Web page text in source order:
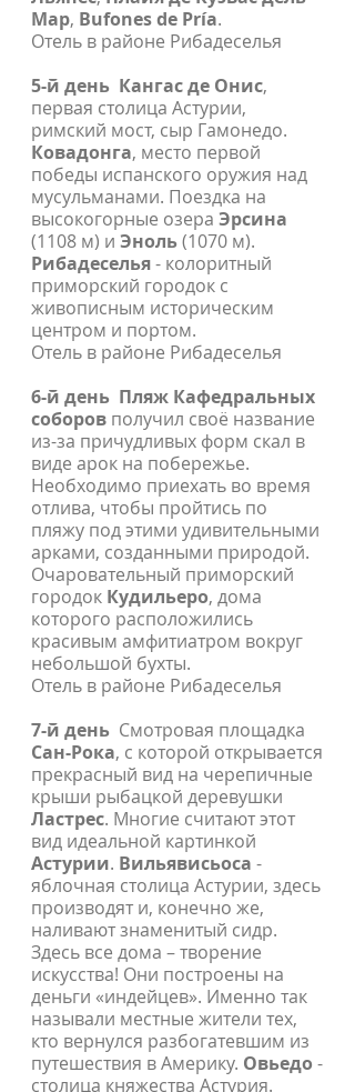
Мар, Bufones de Pría.
Отель в районе Рибадеселья
5-й день Кангас де Онис,
первая столица Астурии,
римский мост, сыр Гамонедо.
Ковадонга, место первой
победы испанского оружия над
мусульманами. Поездка на
высокогорные озера Эрсина
(1108 м) и Эноль(1070 м).
Рибадеселья- колоритный
приморский городок с
живописным историческим
центром и портом.
Отель в районе Рибадеселья
6-й день Пляж Кафедральных
соборов получил своё название
из-за причудливых форм скал в
виде арок на побережье.
Необходимо приехать во время
отлива, чтобы пройтись по
пляжу под этими удивительными
арками, созданными природой.
Очаровательный приморский
городок Кудильеро, дома
которого расположились
красивым амфитиатром вокруг
небольшой бухты.
Отель в районе Рибадеселья
7-й день Смотровая площадка
Сан-Рока, с которой открывается
прекрасный вид на черепичные
крыши рыбацкой деревушки
Ластрес. Многие считают этот
вид идеальной картинкой
Астурии. Вильявисьоса -
яблочная столица Астурии, здесь
производят и, конечно же,
наливают знаменитый сидр.
Здесь все дома – творение
искусства! Они построены на
деньги «индейцев». Именно так
называли местные жители тех,
кто вернулся разбогатевшим из
путешествия в Америку. Овьедо -
столица княжества Астурия.